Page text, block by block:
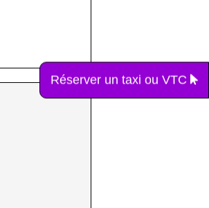
Réserver un taxi ou VTC